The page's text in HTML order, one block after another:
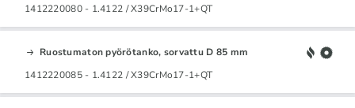
1412220080 - 1.4122 / X39CrMo17-1+QT
Ruostumaton pyörötanko, sorvattu D 85 mm
1412220085 - 1.4122 / X39CrMo17-1+QT